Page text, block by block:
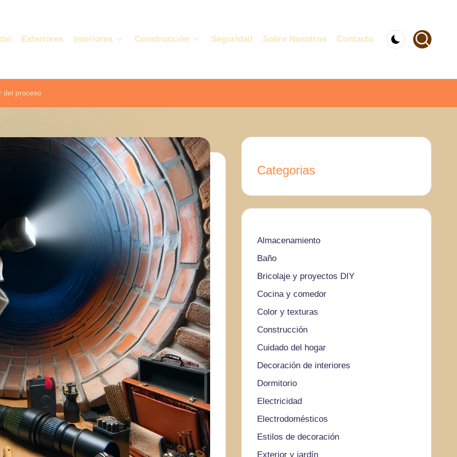
Exteriores Interiores Construcción Seguridad Sobre Nosotros Contacto
del proceso
Categorias
Almacenamiento
Baño
Bricolaje y proyectos DIY
Cocina y comedor
Color y texturas
Construcción
Cuidado del hogar
Decoración de interiores
Dormitorio
Electricidad
Electrodomésticos
Estilos de decoración
Exterior y jardín